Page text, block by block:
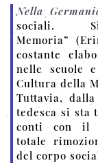
Nella
sociali.
Memoria”
costante
nelle scuole
Cultura della
Tuttavia,
tedesca si sta
conti con il
totale
del corpo